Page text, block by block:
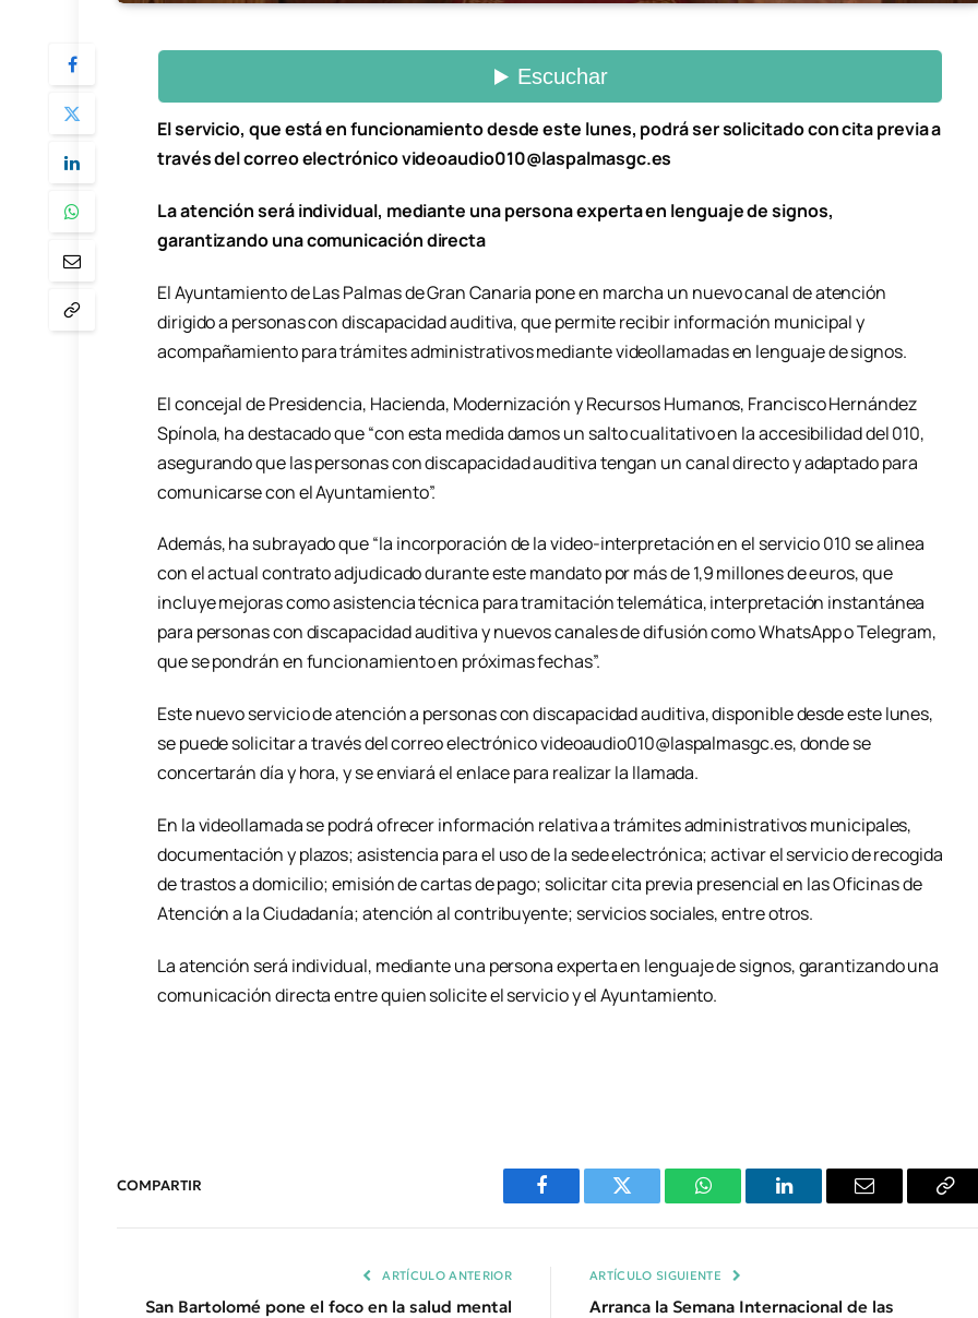
El servicio, que está en funcionamiento desde este lunes, podrá ser solicitado con cita previa a
través del correo electrónico videoaudio010@laspalmasgc.es
La atención será individual, mediante una persona experta en lenguaje de signos,
garantizando una comunicación directa
El Ayuntamiento de Las Palmas de Gran Canaria pone en marcha un nuevo canal de atención
dirigido a personas con discapacidad auditiva, que permite recibir información municipal y
acompañamiento para trámites administrativos mediante videollamadas en lenguaje de signos.
El concejal de Presidencia, Hacienda, Modernización y Recursos Humanos, Francisco Hernández
Spínola, ha destacado que “con esta medida damos un salto cualitativo en la accesibilidad del 010,
asegurando que las personas con discapacidad auditiva tengan un canal directo y adaptado para
comunicarse con el Ayuntamiento”.
Además, ha subrayado que “la incorporación de la video-interpretación en el servicio 010 se alinea
con el actual contrato adjudicado durante este mandato por más de 1,9 millones de euros, que
incluye mejoras como asistencia técnica para tramitación telemática, interpretación instantánea
para personas con discapacidad auditiva y nuevos canales de difusión como WhatsApp o Telegram,
que se pondrán en funcionamiento en próximas fechas”.
Este nuevo servicio de atención a personas con discapacidad auditiva, disponible desde este lunes,
se puede solicitar a través del correo electrónico videoaudio010@laspalmasgc.es, donde se
concertarán día y hora, y se enviará el enlace para realizar la llamada.
En la videollamada se podrá ofrecer información relativa a trámites administrativos municipales,
documentación y plazos; asistencia para el uso de la sede electrónica; activar el servicio de recogida
de trastos a domicilio; emisión de cartas de pago; solicitar cita previa presencial en las Oficinas de
Atención a la Ciudadanía; atención al contribuyente; servicios sociales, entre otros.
La atención será individual, mediante una persona experta en lenguaje de signos, garantizando una
comunicación directa entre quien solicite el servicio y el Ayuntamiento.
COMPARTIR
Facebook Twitter WhatsAppLinkedIn Email
ARTÍCULO ANTERIOR
San Bartolomé pone el foco en la salud mental
ARTÍCULO SIGUIENTE
Arranca la Semana Internacional de las